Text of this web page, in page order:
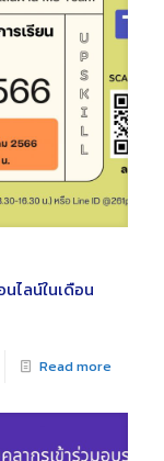
ไลน์ในเดือน
Read more